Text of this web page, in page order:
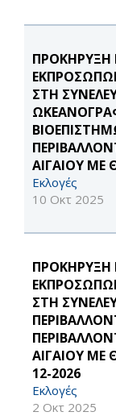
ΠΡΟΚΗΡΥΞΗ
ΣΤΗ
ΑΙΓΑΙΟΥ ΜΕ
Εκλογές
10 Οκτ 2025
ΠΡΟΚΗΡΥΞΗ
ΣΤΗ
ΑΙΓΑΙΟΥ ΜΕ
12-2026
Εκλογές
2 Οκτ 2025